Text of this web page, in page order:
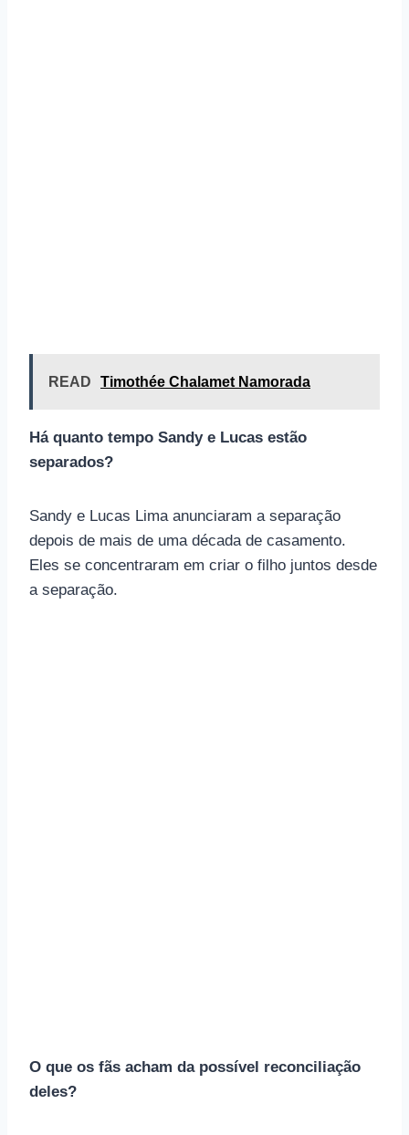
READ Timothée Chalamet Namorada
Há quanto tempo Sandy e Lucas estão
separados?
Sandy e Lucas Lima anunciaram a separação
depois de mais de uma década de casamento.
Eles se concentraram em criar o filho juntos desde
a separação.
O que os fãs acham da possível reconciliação
deles?